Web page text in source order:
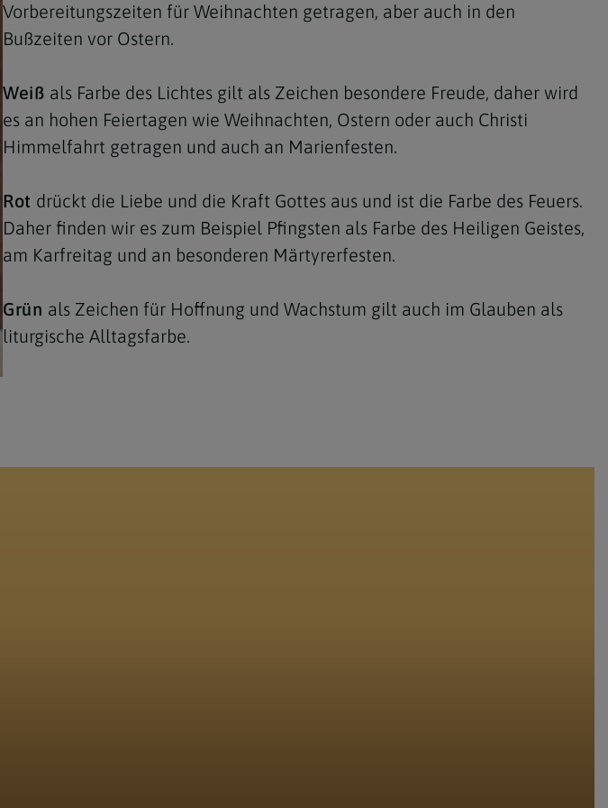
Vorbereitungszeiten für Weihnachten getragen, aber auch in den
Bußzeiten vor Ostern.
Weiß als Farbe des Lichtes gilt als Zeichen besondere Freude, daher wird
es an hohen Feiertagen wie Weihnachten, Ostern oder auch Christi
Himmelfahrt getragen und auch an Marienfesten.
Rot drückt die Liebe und die Kraft Gottes aus und ist die Farbe des Feuers.
Daher finden wir es zum Beispiel Pfingsten als Farbe des Heiligen Geistes,
am Karfreitag und an besonderen Märtyrerfesten.
Grün als Zeichen für Hoffnung und Wachstum gilt auch im Glauben als
liturgische Alltagsfarbe.